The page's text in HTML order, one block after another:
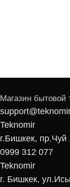
Магазин бытовой
Teknomir
г.Бишкек, пр.Чуй
0999 312 077
Teknomir
г. Бишкек,